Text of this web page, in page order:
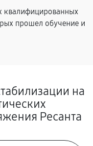
квалифицированных
прошел обучение и
на
Ресанта